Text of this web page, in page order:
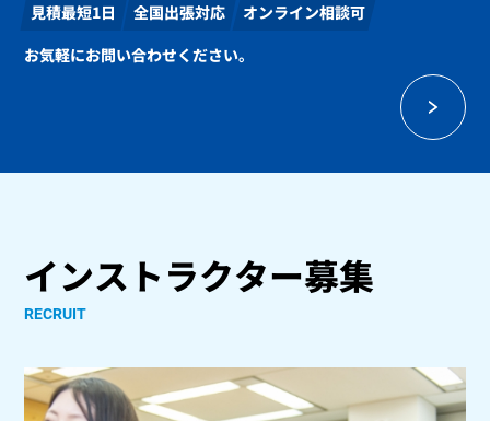
見積最短1日 全国出張対応
オンライン相談可
お気軽にお問い合わせください。
インストラクター募集
RECRUIT